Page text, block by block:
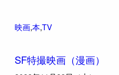
映画,本,TV
SF特撮映画（漫画）